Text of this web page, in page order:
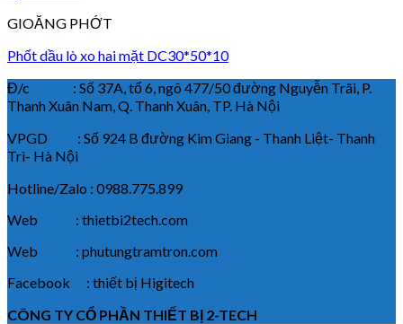
GIOĂNG PHỚT
Phốt dầu lò xo hai mặt DC30*50*10
Đ/c : Số 37A, tổ 6, ngõ 477/50 đường Nguyễn Trãi, P.
Thanh Xuân Nam, Q. Thanh Xuân, TP. Hà Nội
VPGD : Số 924 B đường Kim Giang - Thanh Liệt- Thanh
Trì- Hà Nội
Hotline/Zalo : 0988.775.899
Web : thietbi2tech.com
Web : phutungtramtron.com
Facebook : thiết bị Higitech
CÔNG TY CỔ PHẦN THIẾT BỊ 2-TECH